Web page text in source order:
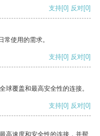
支持[0] 反对[0]
使用的需求。
支持[0] 反对[0]
球覆盖和最高安全性的连接。
支持[0] 反对[0]
高速度和安全性的连接，并帮